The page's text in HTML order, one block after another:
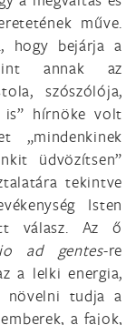
műve.
hogy bejárja a
annak az
szószólója,
is” hírnöke volt
üdvözítsen”
tekintve
Isten
válasz. Az ő
ad gentes-re
a lelki energia,
növelni tudja a
a fajok,